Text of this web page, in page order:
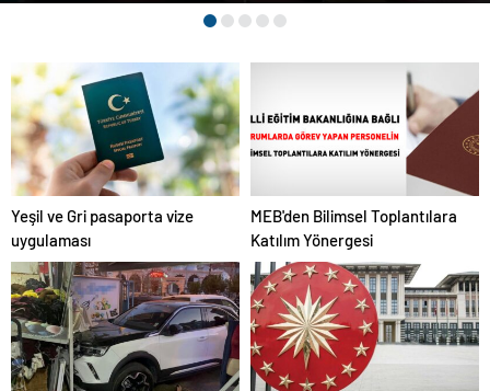
Yeşil ve Gri pasaporta vize
uygulaması
MEB'den Bilimsel Toplantılara
Katılım Yönergesi